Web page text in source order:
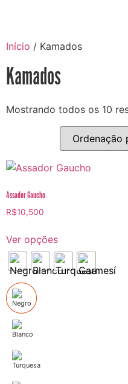
Início / Kamados
Kamados
Mostrando todos os 10
Assador Gaucho
R$10,500
Ver opções